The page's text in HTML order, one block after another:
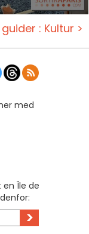
: Kultur >
med
en Île de
>